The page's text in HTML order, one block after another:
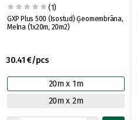
(1)
GXP Plus 500 (Isostud) Ģeomembrāna,
Melna (1x20m, 20m2)
30.41 €/pcs
20m x 1m
20m x 2m